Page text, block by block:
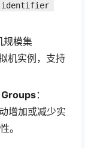
identifier
规模集
机实例，支持
：
增加或减少实
。